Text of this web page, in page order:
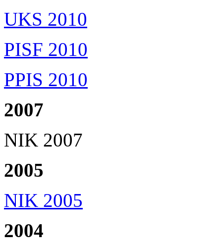
UKS 2010
PISF 2010
PPIS 2010
2007
NIK 2007
2005
NIK 2005
2004